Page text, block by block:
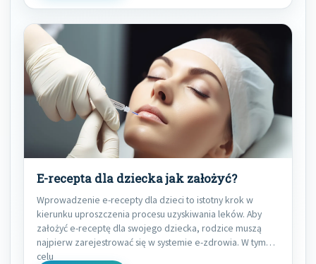
E-recepta dla dziecka jak założyć?
Wprowadzenie e-recepty dla dzieci to istotny krok w
kierunku uproszczenia procesu uzyskiwania leków. Aby
założyć e-receptę dla swojego dziecka, rodzice muszą
najpierw zarejestrować się w systemie e-zdrowia. W tym
celu